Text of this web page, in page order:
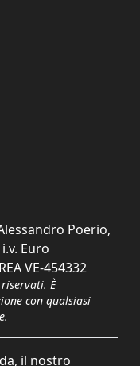
Poerio,
Euro
VE-454332
È
con qualsiasi
il nostro